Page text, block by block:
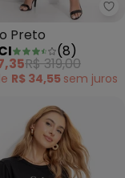
Linho Amarelo
Preto
(8)
R$ 319,00
R$ 34,55 sem juros